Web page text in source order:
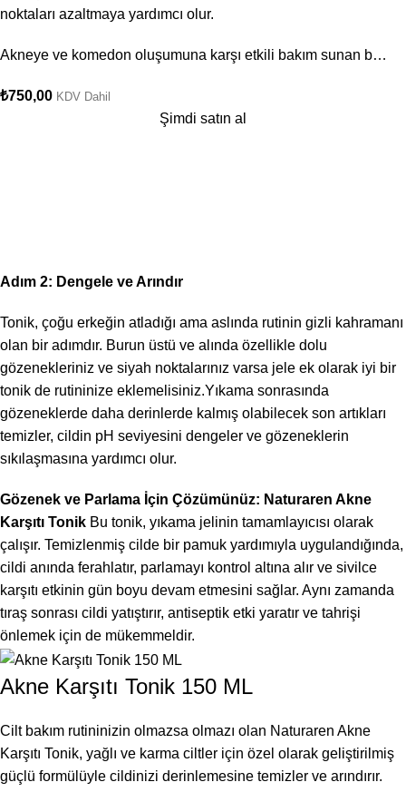
noktaları azaltmaya yardımcı olur.
Akneye ve komedon oluşumuna karşı etkili bakım sunan b…
₺750,00 KDV Dahil
Şimdi satın al
Adım 2: Dengele ve Arındır
Tonik, çoğu erkeğin atladığı ama aslında rutinin gizli kahramanı
olan bir adımdır. Burun üstü ve alında özellikle dolu
gözenekleriniz ve siyah noktalarınız varsa jele ek olarak iyi bir
tonik de rutininize eklemelisiniz.Yıkama sonrasında
gözeneklerde daha derinlerde kalmış olabilecek son artıkları
temizler, cildin pH seviyesini dengeler ve gözeneklerin
sıkılaşmasına yardımcı olur.
Gözenek ve Parlama İçin Çözümünüz: Naturaren Akne
Karşıtı Tonik Bu tonik, yıkama jelinin tamamlayıcısı olarak
çalışır. Temizlenmiş cilde bir pamuk yardımıyla uygulandığında,
cildi anında ferahlatır, parlamayı kontrol altına alır ve sivilce
karşıtı etkinin gün boyu devam etmesini sağlar. Aynı zamanda
tıraş sonrası cildi yatıştırır, antiseptik etki yaratır ve tahrişi
önlemek için de mükemmeldir.
Akne Karşıtı Tonik 150 ML
Cilt bakım rutininizin olmazsa olmazı olan Naturaren Akne
Karşıtı Tonik, yağlı ve karma ciltler için özel olarak geliştirilmiş
güçlü formülüyle cildinizi derinlemesine temizler ve arındırır.